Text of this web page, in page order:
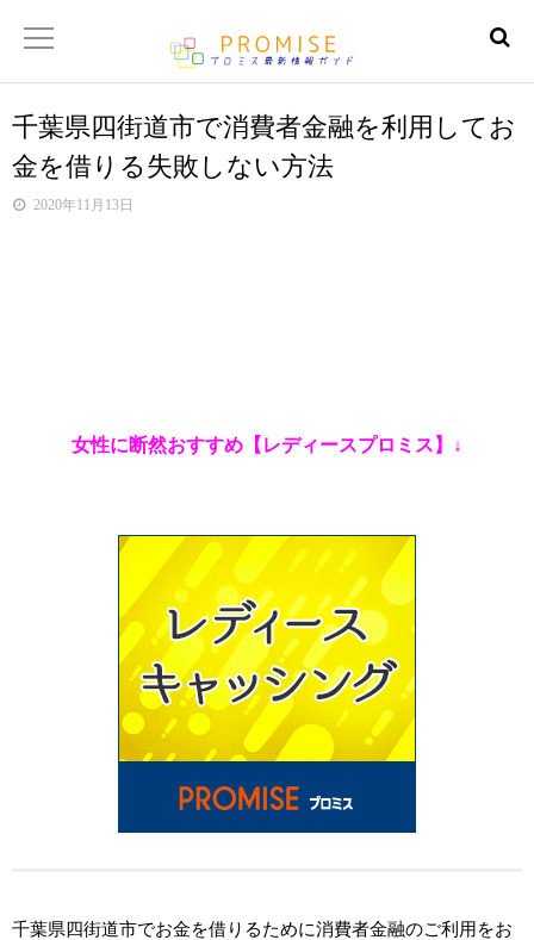
返済金額シュミレーター
【サイトマップ】
千葉県四街道市で消費者金融を利用してお
金を借りる失敗しない方法
2020年11月13日
女性に断然おすすめ【レディースプロミス】↓
千葉県四街道市でお金を借りるために消費者金融のご利用をお